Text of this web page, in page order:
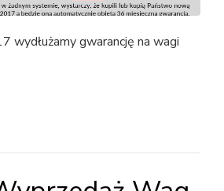
wydłużamy gwarancję na wagi